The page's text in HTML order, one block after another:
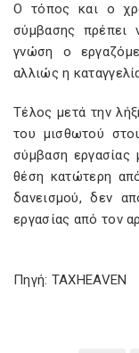
Ο τόπος και ο
σύμβασης πρέπει
γνώση ο
αλλιώς η
Τέλος μετά την
του μισθωτού
σύμβαση εργασίας
θέση κατώτερη
δανεισμού, δεν
εργασίας από τον
Πηγή: TAXHEAVEN